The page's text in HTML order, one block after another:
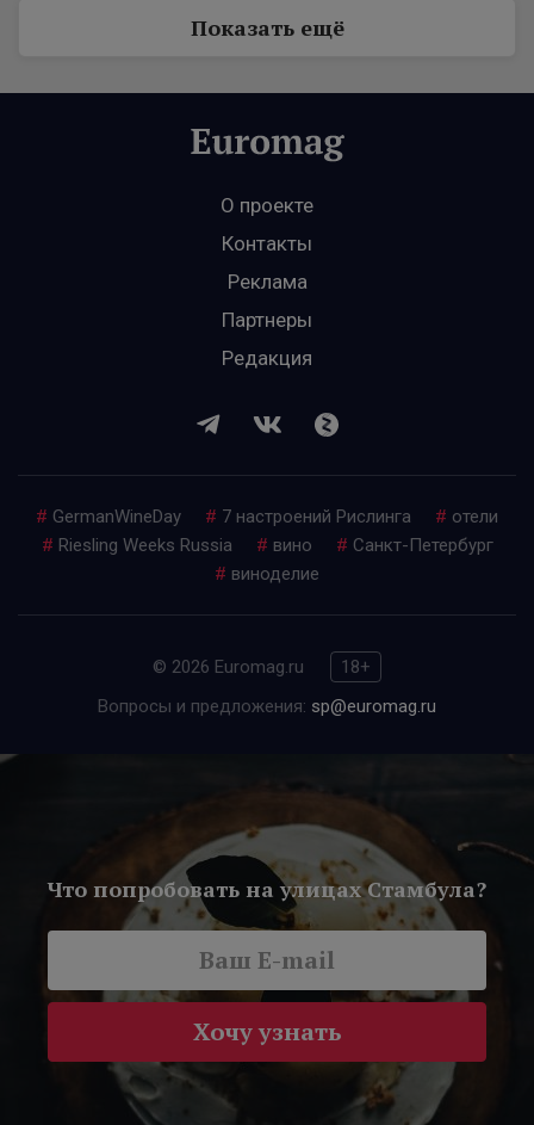
Показать ещё
О проекте
Контакты
Реклама
Партнеры
Редакция
# GermanWineDay # 7 настроений Рислинга # отели
# Riesling Weeks Russia # вино # Санкт-Петербург
# виноделие
© 2026 Euromag.ru
18+
Вопросы и предложения: sp@euromag.ru
Что попробовать на улицах Стамбула?
Хочу узнать